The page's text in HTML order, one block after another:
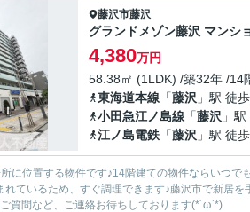
藤沢市藤沢
グランドメゾン藤沢 マンシ
4,380万円
58.38㎡ (1LDK) /築32年 /14
東海道本線 「藤沢 」駅 徒
小田急江ノ島線 「藤沢 」
江ノ島電鉄 「藤沢 」駅 徒
に位置する物件です♪14階建ての物件ならいつ
れているため、すぐ調理できます♪藤沢市で新居
質問など、ご連絡お待ちしております(*´ω`*)